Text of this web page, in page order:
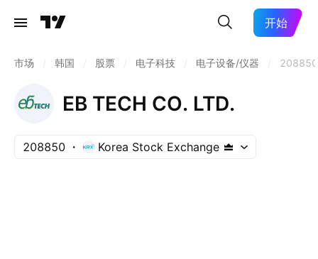
开始
市场 韩国 股票 电子科技 电子设备/仪器 208850
EB TECH CO. LTD.
208850 Korea Stock Exchange